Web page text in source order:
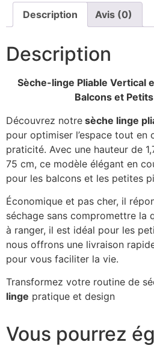
Description Avis (0)
Description
Sèche-linge Pliable Vertical
Balcons et
Découvrez notre sèche linge
pour optimiser l’espace tout en
praticité. Avec une hauteur de
75 cm, ce modèle élégant en
pour les balcons et les petites
Économique et pas cher, il
séchage sans compromettre la
à ranger, il est idéal pour les
nous offrons une livraison
pour vous faciliter la vie.
Transformez votre routine de
linge pratique et design
Vous pourrez